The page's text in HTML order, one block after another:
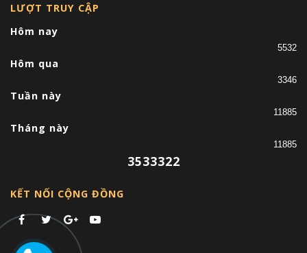
LƯỢT TRUY CẬP
Hôm nay
5532
Hôm qua
3346
Tuần này
11885
Tháng này
11885
3533322
KẾT NỐI CỘNG ĐỒNG